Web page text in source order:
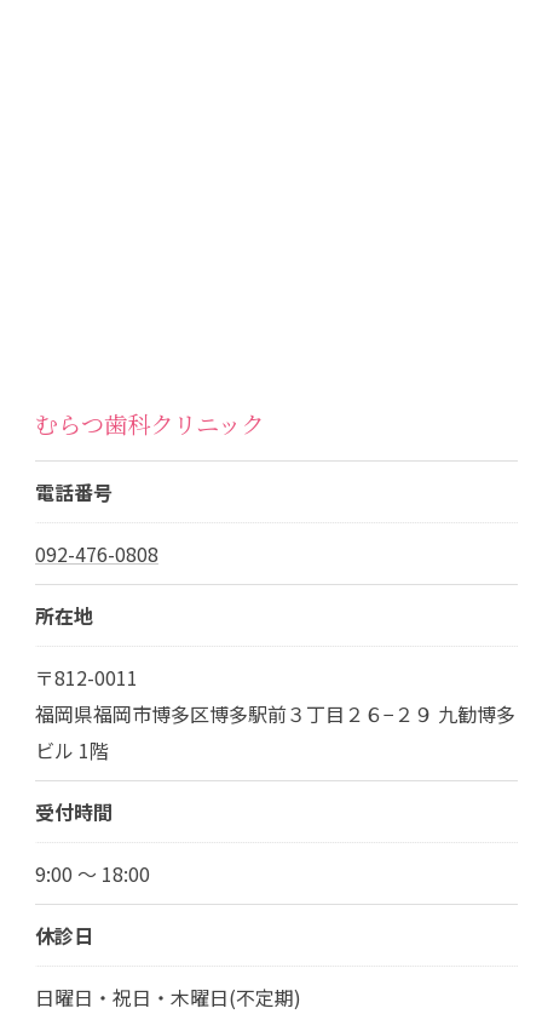
むらつ歯科クリニック
電話番号
092-476-0808
所在地
〒812-0011
福岡県福岡市博多区博多駅前３丁目２６−２９ 九勧博多
ビル 1階
受付時間
9:00 ～ 18:00
休診日
日曜日・祝日・木曜日(不定期)